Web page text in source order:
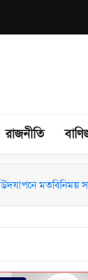
রাজনীতি
মতবিনিময়